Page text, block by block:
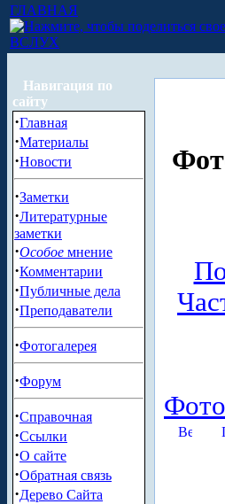
ГЛАВНАЯ
ВСЛУХ
Навигация по
сайту
·Главная
·Материалы
·Новости
·Заметки
·Литературные
заметки
·Особое мнение
·Комментарии
·Публичные дела
·Преподаватели
·Фотогалерея
·Форум
·Справочная
·Ссылки
·О сайте
·Обратная связь
·Дерево Сайта